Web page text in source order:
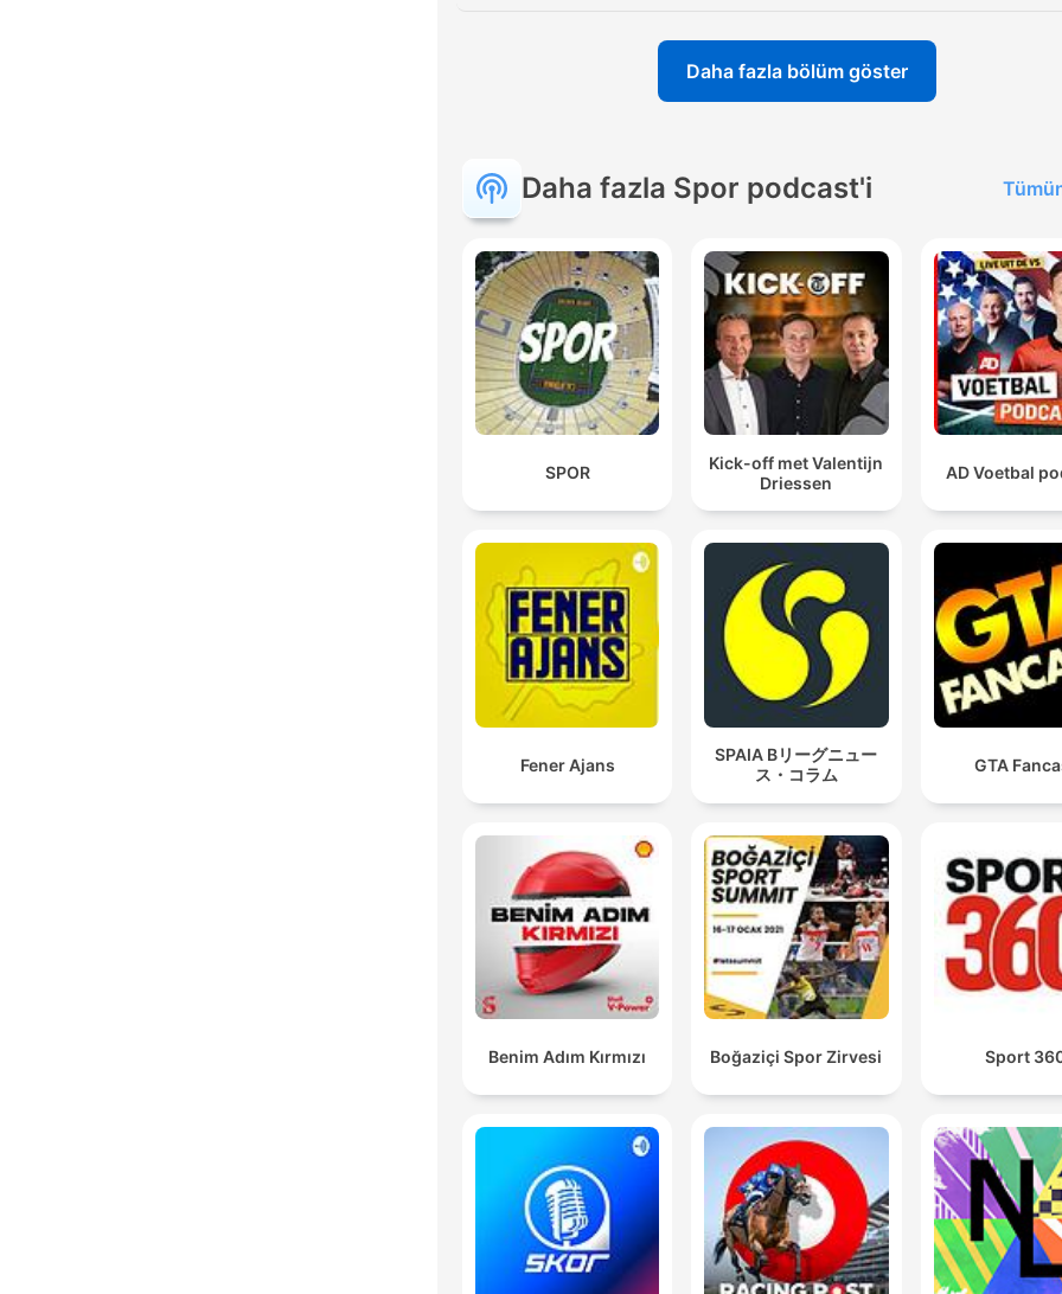
Entrevista con la nadadora Iris Tío
La conga de los campeones y la noche del
Doğrudan o ana gitmek için bir bölüme tıklayın
Öne çıkanlar
Gian Infantino, presidente de la FIFA, le ha prometido
Marruecos la final del Mundial 2030 en Casablanca. A
cambio... de votos para ser reelegido
00:00:32 · Se presenta la noticia principal que genera
controversia sobre la sede de la final del próximo mundial.
Lo que hace la FIFA es absolutamente desmentir la
información de The Times. La frase textual que dice
falso y engañoso afirmar que el presidente de la
hecho alguna promesa
00:09:43 · La especialista Arantxa Rodríguez comunica la
postura oficial de la FIFA ante las acusaciones periodísticas.
Y es que Diomandé y Vinicius van en el mismo
Diomandé.
Esto es la cara fea que tiene el fútbol cuando llega
El dueño de un club, o sea, cuando tu club se vende a
un tipo que no tiene interés, que no tiene capacidad,
que no tiene tampoco... Ambición.
proyecto deportivo por parte del propietario Peter Lim.
Con todo el ruido de los coches volviendo a boxes y
con esa ruidosísima sala de prensa alrededor,
abarrotada y con todos emocionados, todos mis
colegas españoles emocionados y yo también, yo
los pelos de punta.
01:37:19 · Carlos Miquel describe la intensa atmósfera
Daha fazla bölüm göster
Daha fazla Spor podcast'i
SPOR
Kick-off met Valentijn
Driessen
AD Voetbal
Fener Ajans
SPAIA Bリーグニュー
ス・コラム
GTA
Benim Adım Kırmızı Boğaziçi Spor Zirvesi Sport